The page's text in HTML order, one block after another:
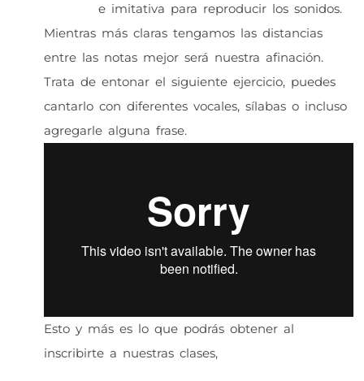
e imitativa para reproducir los sonidos.
Mientras más claras tengamos las distancias
entre las notas mejor será nuestra afinación.
Trata de entonar el siguiente ejercicio, puedes
cantarlo con diferentes vocales, sílabas o incluso
agregarle alguna frase.
Esto y más es lo que podrás obtener al
inscribirte a nuestras clases,